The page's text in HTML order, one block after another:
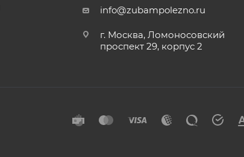
info@zubampolezno.ru
г. Москва, Ломоносовский
проспект 29, корпус 2